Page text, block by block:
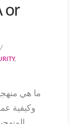
or
,
ما هي